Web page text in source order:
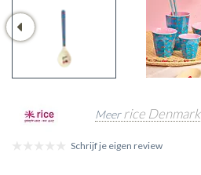
Meerrice Denmark
Schrijf je eigen review